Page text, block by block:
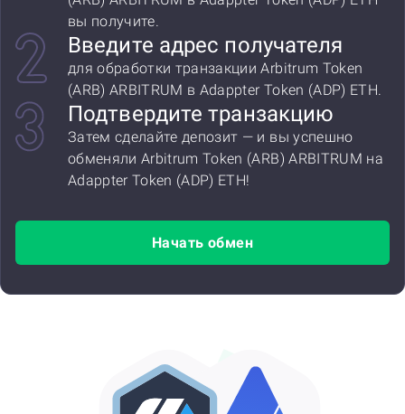
вы получите.
Введите адрес получателя
для обработки транзакции Arbitrum Token
(ARB) ARBITRUM в Adappter Token (ADP) ETH.
Подтвердите транзакцию
Затем сделайте депозит — и вы успешно
обменяли Arbitrum Token (ARB) ARBITRUM на
Adappter Token (ADP) ETH!
Начать обмен